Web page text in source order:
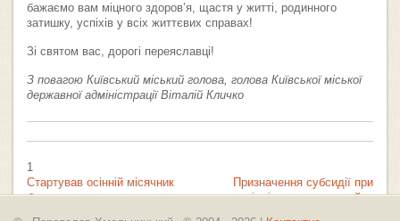
бажаємо вам міцного здоров’я, щастя у житті, родинного
затишку, успіхів у всіх життєвих справах!
Зі святом вас, дорогі переяславці!
З повагою Київський міський голова, голова Київської міської
державної адміністрації Віталій Кличко
1
Стартував осінній місячник
благоустрою
Призначення субсидії при
купівлі чи продажу майна